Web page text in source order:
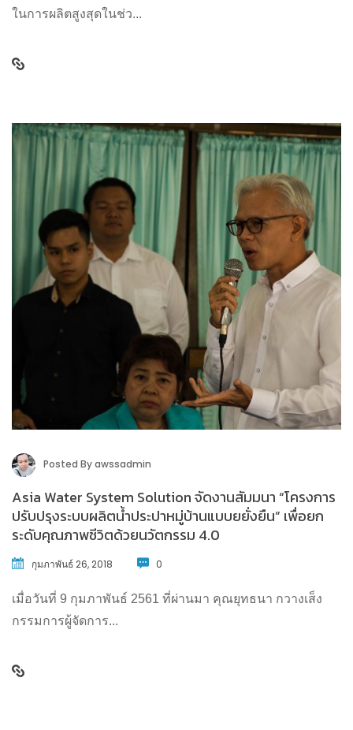
ในการผลิตสูงสุดในช่ว...
Posted Byawssadmin
Asia Water System Solution จัดงานสัมมนา “โครงการ
ปรับปรุงระบบผลิตน้ำประปาหมู่บ้านแบบยยั่งยืน” เพื่อยก
ระดับคุณภาพชีวิตด้วยนวัตกรรม 4.0
กุมภาพันธ์ 26, 2018 0
เมื่อวันที่ 9 กุมภาพันธ์ 2561 ที่ผ่านมา คุณยุทธนา กวางเส็ง
กรรมการผู้จัดการ...